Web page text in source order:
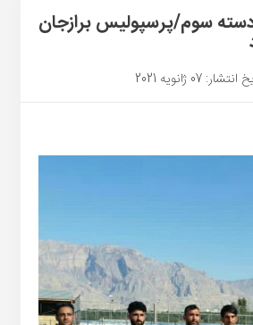
سوم/پرسپولیس برازجان
07 ژانویه 2021